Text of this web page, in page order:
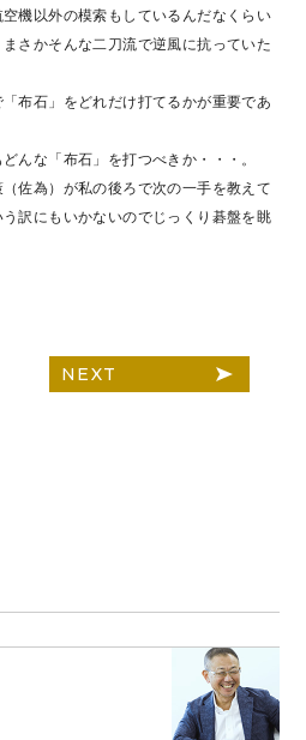
機以外の模索もしているんだなくらい
さかそんな二刀流で逆風に抗っていた
布石」をどれだけ打てるかが重要であ
んな「布石」を打つべきか・・・。
佐為）が私の後ろで次の一手を教えて
訳にもいかないのでじっくり碁盤を眺
NEXT